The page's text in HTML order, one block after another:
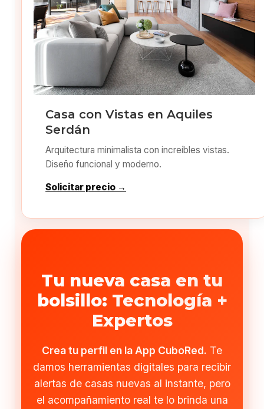
Casa con Vistas en Aquiles
Serdán
Arquitectura minimalista con increíbles vistas.
Diseño funcional y moderno.
Solicitar precio →
Tu nueva casa en tu
bolsillo: Tecnología +
Expertos
Crea tu perfil en la App CuboRed. Te
damos herramientas digitales para recibir
alertas de casas nuevas al instante, pero
el acompañamiento real te lo brinda una